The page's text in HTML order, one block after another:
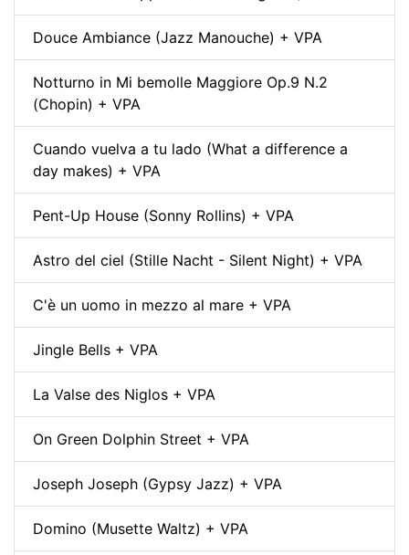
Douce Ambiance (Jazz Manouche) + VPA
Notturno in Mi bemolle Maggiore Op.9 N.2
(Chopin) + VPA
Cuando vuelva a tu lado (What a difference a
day makes) + VPA
Pent-Up House (Sonny Rollins) + VPA
Astro del ciel (Stille Nacht - Silent Night) + VPA
C'è un uomo in mezzo al mare + VPA
Jingle Bells + VPA
La Valse des Niglos + VPA
On Green Dolphin Street + VPA
Joseph Joseph (Gypsy Jazz) + VPA
Domino (Musette Waltz) + VPA